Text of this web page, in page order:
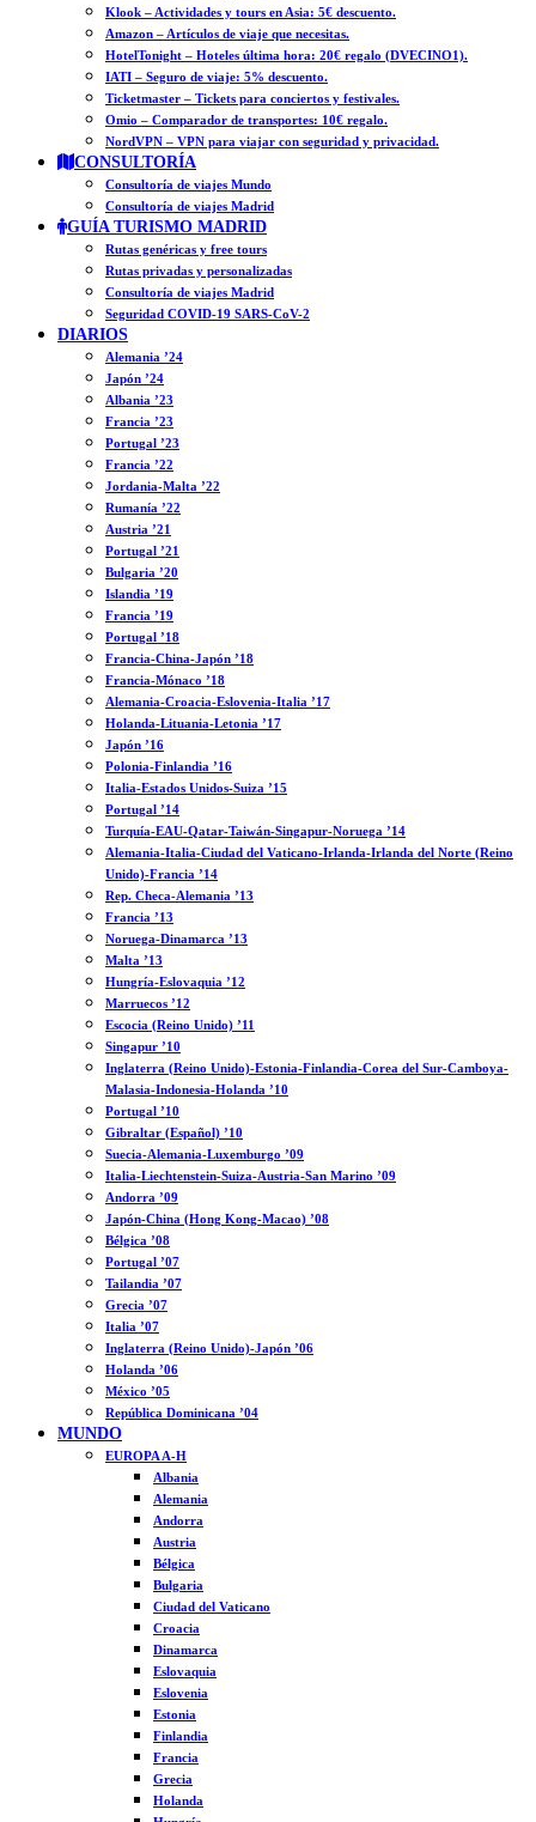
Klook – Actividades y tours en Asia: 5€ descuento.
Amazon – Artículos de viaje que necesitas.
HotelTonight – Hoteles última hora: 20€ regalo (DVECINO1).
IATI – Seguro de viaje: 5% descuento.
Ticketmaster – Tickets para conciertos y festivales.
Omio – Comparador de transportes: 10€ regalo.
NordVPN – VPN para viajar con seguridad y privacidad.
CONSULTORÍA
Consultoría de viajes Mundo
Consultoría de viajes Madrid
GUÍA TURISMO MADRID
Rutas genéricas y free tours
Rutas privadas y personalizadas
Consultoría de viajes Madrid
Seguridad COVID-19 SARS-CoV-2
DIARIOS
Alemania ’24
Japón ’24
Albania ’23
Francia ’23
Portugal ’23
Francia ’22
Jordania-Malta ’22
Rumanía ’22
Austria ’21
Portugal ’21
Bulgaria ’20
Islandia ’19
Francia ’19
Portugal ’18
Francia-China-Japón ’18
Francia-Mónaco ’18
Alemania-Croacia-Eslovenia-Italia ’17
Holanda-Lituania-Letonia ’17
Japón ’16
Polonia-Finlandia ’16
Italia-Estados Unidos-Suiza ’15
Portugal ’14
Turquía-EAU-Qatar-Taiwán-Singapur-Noruega ’14
Alemania-Italia-Ciudad del Vaticano-Irlanda-Irlanda del Norte (Reino
Unido)-Francia ’14
Rep. Checa-Alemania ’13
Francia ’13
Noruega-Dinamarca ’13
Malta ’13
Hungría-Eslovaquia ’12
Marruecos ’12
Escocia (Reino Unido) ’11
Singapur ’10
Inglaterra (Reino Unido)-Estonia-Finlandia-Corea del Sur-Camboya-
Malasia-Indonesia-Holanda ’10
Portugal ’10
Gibraltar (Español) ’10
Suecia-Alemania-Luxemburgo ’09
Italia-Liechtenstein-Suiza-Austria-San Marino ’09
Andorra ’09
Japón-China (Hong Kong-Macao) ’08
Bélgica ’08
Portugal ’07
Tailandia ’07
Grecia ’07
Italia ’07
Inglaterra (Reino Unido)-Japón ’06
Holanda ’06
México ’05
República Dominicana ’04
MUNDO
EUROPA A-H
Albania
Alemania
Andorra
Austria
Bélgica
Bulgaria
Ciudad del Vaticano
Croacia
Dinamarca
Eslovaquia
Eslovenia
Estonia
Finlandia
Francia
Grecia
Holanda